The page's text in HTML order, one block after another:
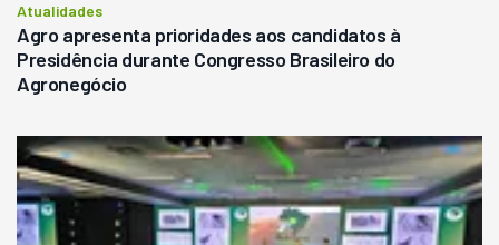
Atualidades
Agro apresenta prioridades aos candidatos à
Presidência durante Congresso Brasileiro do
Agronegócio